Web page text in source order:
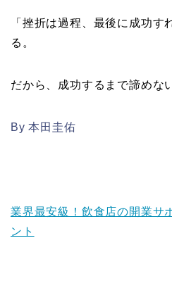
「挫折は過程、最後に成功す
る。
だから、成功するまで諦めな
By 本田圭佑
業界最安級！飲食店の開業サ
ント